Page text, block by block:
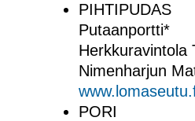
PIHTIPUDAS
Putaanportti*
Herkkuravintola
Nimenharjun
PORI